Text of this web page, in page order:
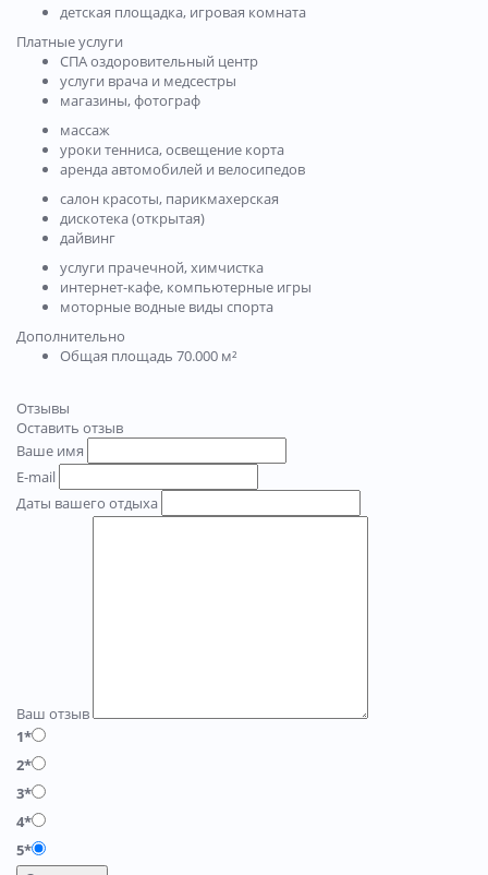
детская площадка, игровая комната
Платные услуги
СПА оздоровительный центр
услуги врача и медсестры
магазины, фотограф
массаж
уроки тенниса, освещение корта
аренда автомобилей и велосипедов
салон красоты, парикмахерская
дискотека (открытая)
дайвинг
услуги прачечной, химчистка
интернет-кафе, компьютерные игры
моторные водные виды спорта
Дополнительно
Общая площадь 70.000 м²
Отзывы
Оставить отзыв
Ваше имя
E-mail
Даты вашего отдыха
Ваш отзыв
1*
2*
3*
4*
5*